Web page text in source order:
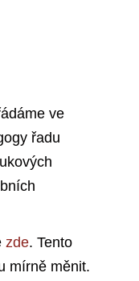
ve
řadu
zde. Tento
mírně měnit.